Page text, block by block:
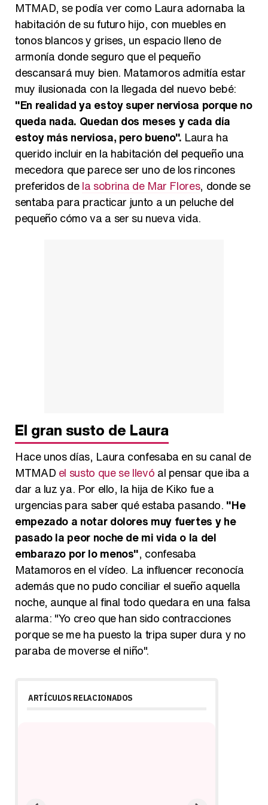
MTMAD, se podía ver como Laura adornaba la
habitación de su futuro hijo, con muebles en
tonos blancos y grises, un espacio lleno de
armonía donde seguro que el pequeño
descansará muy bien. Matamoros admitía estar
muy ilusionada con la llegada del nuevo bebé:
"En realidad ya estoy super nerviosa porque no
queda nada. Quedan dos meses y cada día
estoy más nerviosa, pero bueno". Laura ha
querido incluir en la habitación del pequeño una
mecedora que parece ser uno de los rincones
preferidos dela sobrina de Mar Flores, donde se
sentaba para practicar junto a un peluche del
pequeño cómo va a ser su nueva vida.
El gran susto de Laura
Hace unos días, Laura confesaba en su canal de
MTMAD el susto que se llevó al pensar que iba a
dar a luz ya. Por ello, la hija de Kiko fue a
urgencias para saber qué estaba pasando. "He
empezado a notar dolores muy fuertes y he
pasado la peor noche de mi vida o la del
embarazo por lo menos", confesaba
Matamoros en el vídeo. La influencer reconocía
además que no pudo conciliar el sueño aquella
noche, aunque al final todo quedara en una falsa
alarma: "Yo creo que han sido contracciones
porque se me ha puesto la tripa super dura y no
paraba de moverse el niño".
ARTÍCULOS RELACIONADOS